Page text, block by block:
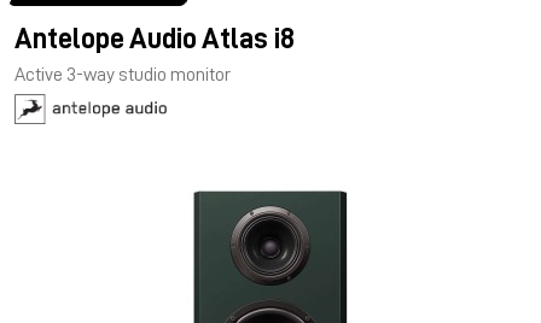
Antelope Audio Atlas i8
Active 3-way studio monitor